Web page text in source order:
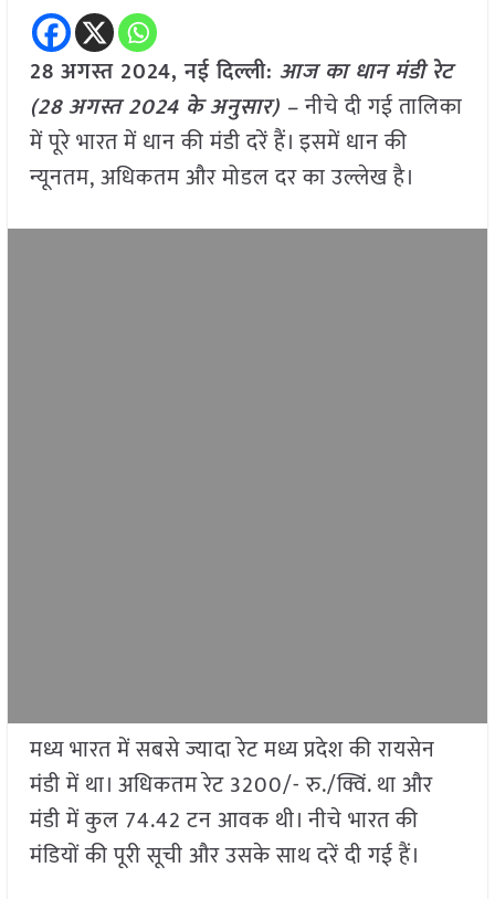
28 अगस्त 2024, नई दिल्ली: आज का धान मंडी रेट
(28 अगस्त 2024 के अनुसार) –नीचे दी गई तालिका
में पूरे भारत में धान की मंडी दरें हैं। इसमें धान की
न्यूनतम, अधिकतम और मोडल दर का उल्लेख है।
मध्य भारत में सबसे ज्यादा रेट मध्य प्रदेश की रायसेन
मंडी में था। अधिकतम रेट 3200/- रु./क्विं. था और
मंडी में कुल 74.42 टन आवक थी। नीचे भारत की
मंडियों की पूरी सूची और उसके साथ दरें दी गई हैं।